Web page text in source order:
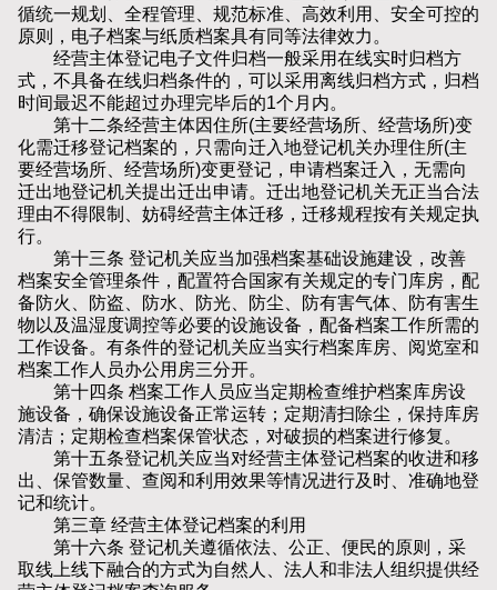
循统一规划、全程管理、规范标准、高效利用、安全可控的
原则，电子档案与纸质档案具有同等法律效力。
经营主体登记电子文件归档一般采用在线实时归档方
式，不具备在线归档条件的，可以采用离线归档方式，归档
时间最迟不能超过办理完毕后的1个月内。
第十二条经营主体因住所(主要经营场所、经营场所)变
化需迁移登记档案的，只需向迁入地登记机关办理住所(主
要经营场所、经营场所)变更登记，申请档案迁入，无需向
迁出地登记机关提出迁出申请。迁出地登记机关无正当合法
理由不得限制、妨碍经营主体迁移，迁移规程按有关规定执
行。
第十三条 登记机关应当加强档案基础设施建设，改善
档案安全管理条件，配置符合国家有关规定的专门库房，配
备防火、防盗、防水、防光、防尘、防有害气体、防有害生
物以及温湿度调控等必要的设施设备，配备档案工作所需的
工作设备。有条件的登记机关应当实行档案库房、阅览室和
档案工作人员办公用房三分开。
第十四条 档案工作人员应当定期检查维护档案库房设
施设备，确保设施设备正常运转；定期清扫除尘，保持库房
清洁；定期检查档案保管状态，对破损的档案进行修复。
第十五条登记机关应当对经营主体登记档案的收进和移
出、保管数量、查阅和利用效果等情况进行及时、准确地登
记和统计。
第三章 经营主体登记档案的利用
第十六条 登记机关遵循依法、公正、便民的原则，采
取线上线下融合的方式为自然人、法人和非法人组织提供经